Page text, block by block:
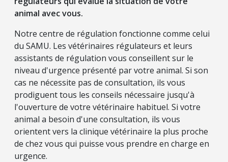
animal avec vous.
Notre centre de régulation fonctionne comme celui
du SAMU. Les vétérinaires régulateurs et leurs
assistants de régulation vous conseillent sur le
niveau d'urgence présenté par votre animal. Si son
cas ne nécessite pas de consultation, ils vous
prodiguent tous les conseils nécessaire jusqu'à
l'ouverture de votre vétérinaire habituel. Si votre
animal a besoin d'une consultation, ils vous
orientent vers la clinique vétérinaire la plus proche
de chez vous qui puisse vous prendre en charge en
urgence.